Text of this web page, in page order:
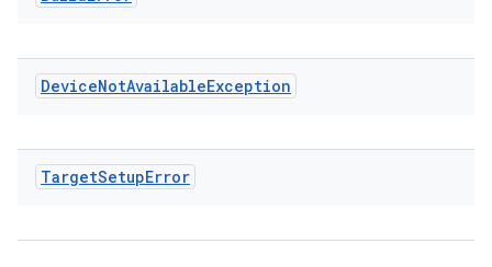
DeviceNotAvailableException
TargetSetupError